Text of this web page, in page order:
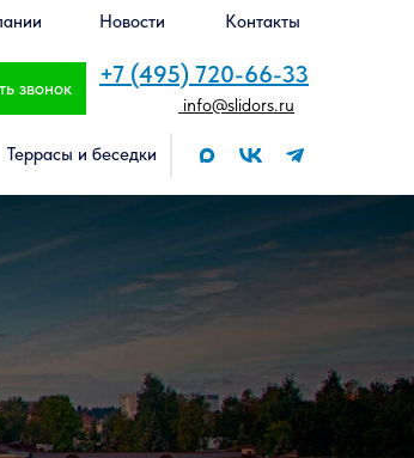
звонок +7 (495) 720-66-33
Террасы и беседки
Новости Контакты
info@slidors.ru